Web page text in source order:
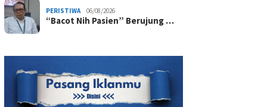
PERISTIWA 06/08/2026
“Bacot Nih Pasien” Berujung …